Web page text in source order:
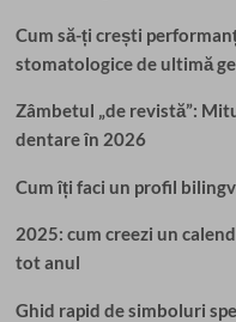
Cum să-ți crești
stomatologice de ultimă
Zâmbetul „de revistă”:
dentare în 2026
Cum îți faci un profil
2025: cum creezi un
tot anul
Ghid rapid de simboluri